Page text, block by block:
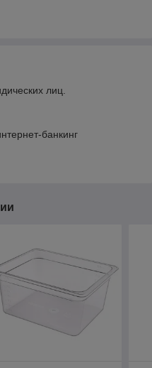
лиц.
банкинг